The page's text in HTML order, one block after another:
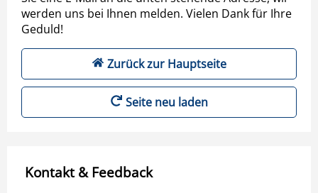
werden uns bei Ihnen melden. Vielen Dank für Ihre
Geduld!
Zurück zur Hauptseite
Seite neu laden
Kontakt & Feedback